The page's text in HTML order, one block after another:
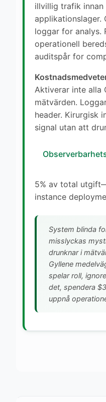
illvillig trafik innan
applikationslager.
loggar for analys.
operationell
auditspår for
Aktiverar inte alla
mätvärden.
header. Kirurgisk
signal utan att
5% av total
instance
System blinda
misslyckas
drunknar i
Gyllene
spelar roll,
det, spendera
uppnå